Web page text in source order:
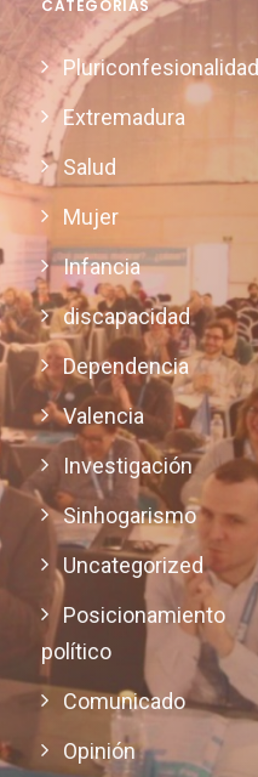
CATEGORÍAS
Pluriconfesionalidad
Extremadura
Salud
Mujer
Infancia
discapacidad
Dependencia
Valencia
Investigación
Sinhogarismo
Uncategorized
Posicionamiento
político
Comunicado
Opinión